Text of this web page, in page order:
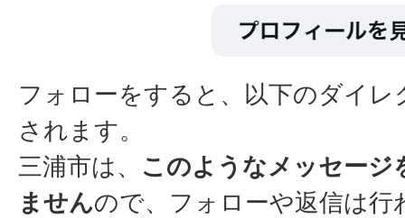
フォローをすると、以下のダイ
されます。
三浦市は、 このようなメッセー
ませんので、フォローや返信は行